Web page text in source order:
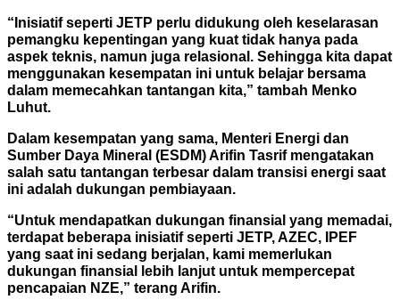
“Inisiatif seperti JETP perlu didukung oleh keselarasan
pemangku kepentingan yang kuat tidak hanya pada
aspek teknis, namun juga relasional. Sehingga kita dapat
menggunakan kesempatan ini untuk belajar bersama
dalam memecahkan tantangan kita,” tambah Menko
Luhut.
Dalam kesempatan yang sama, Menteri Energi dan
Sumber Daya Mineral (ESDM) Arifin Tasrif mengatakan
salah satu tantangan terbesar dalam transisi energi saat
ini adalah dukungan pembiayaan.
“Untuk mendapatkan dukungan finansial yang memadai,
terdapat beberapa inisiatif seperti JETP, AZEC, IPEF
yang saat ini sedang berjalan, kami memerlukan
dukungan finansial lebih lanjut untuk mempercepat
pencapaian NZE,” terang Arifin.